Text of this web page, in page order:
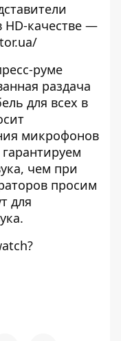
качестве —
руме
раздача
для всех в
микрофонов
чем при
просим
для